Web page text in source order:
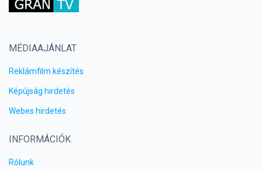
MÉDIAAJÁNLAT
Reklámfilm készítés
Képújság hirdetés
Webes hirdetés
INFORMÁCIÓK
Rólunk